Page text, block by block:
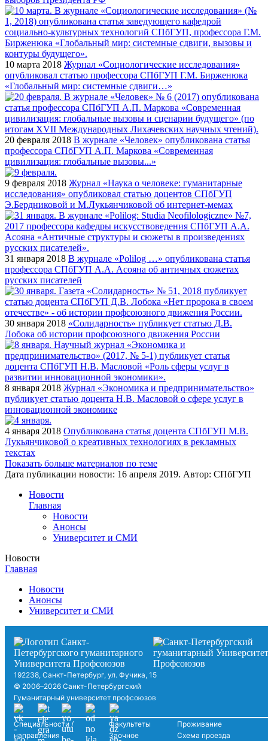
10 марта 2018 Журнал «Социологические исследования»
опубликовал статью профессора СПбГУП Г.М. Бирженюка
«Глобальный мир: системные сдвиги…»
20 февраля 2018 В журнале «Человек» опубликована статья
профессора СПбГУП А.П. Маркова «Современная
цивилизация: глобальные вызовы...»
9 февраля 2018 Журнал «Наука о человеке: гуманитарные
исследования» опубликовал статью доцентов СПбГУП
Э.Бердниковой и М.Лукьянчиковой об интернет-мемах
31 января 2018 В журнале «Polilog …» опубликована статья
профессора СПбГУП А.А. Асояна об античных сюжетах
русских писателей
30 января 2018 «Солидарность» публикует статью Д.В.
Лобока об истории профсоюзного движения России
8 января 2018 Журнал «Экономика и предпринимательство»
публикует статью доцента Н.В. Масловой о сфере услуг в
инновационной экономике
4 января 2018 Опубликована статья доцента СПбГУП М.В.
Лукьянчиковой о креативных технологиях в рекламных
текстах
Показать больше материалов по теме
Дата публикации новости: 16 апреля 2019. Автор: СПбГУП
Новости
Главная
Новости
Анонсы
Университет и СМИ
Новости
Главная
Новости
Анонсы
Университет и СМИ
192238, Санкт-Петербург, ул. Фучика, 15
© 2006–2026 Санкт-Петербургский
Гуманитарный университет профсоюзов
Специальности /
направления
Факультеты
Заочное
Проживание
Схема проезда